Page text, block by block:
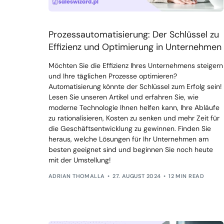
Prozessautomatisierung: Der Schlüssel zu
Effizienz und Optimierung in Unternehmen
Möchten Sie die Effizienz Ihres Unternehmens steigern
und Ihre täglichen Prozesse optimieren?
Automatisierung könnte der Schlüssel zum Erfolg sein!
Lesen Sie unseren Artikel und erfahren Sie, wie
moderne Technologie Ihnen helfen kann, Ihre Abläufe
zu rationalisieren, Kosten zu senken und mehr Zeit für
die Geschäftsentwicklung zu gewinnen. Finden Sie
heraus, welche Lösungen für Ihr Unternehmen am
besten geeignet sind und beginnen Sie noch heute
mit der Umstellung!
ADRIAN THOMALLA 27. AUGUST 2024 12 MIN READ